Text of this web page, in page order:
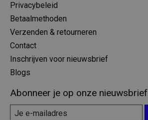
Privacybeleid
Betaalmethoden
Verzenden & retourneren
Contact
Inschrijven voor nieuwsbrief
Blogs
Abonneer je op onze nieuwsbrief